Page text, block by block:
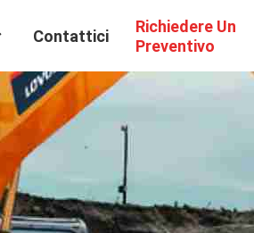
Contattici
Richiedere Un
Preventivo